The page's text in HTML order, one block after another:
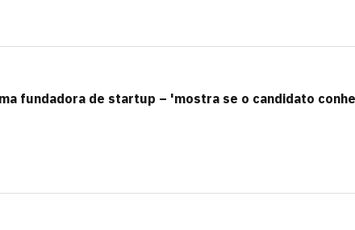
fundadora de startup – 'mostra se o candidato